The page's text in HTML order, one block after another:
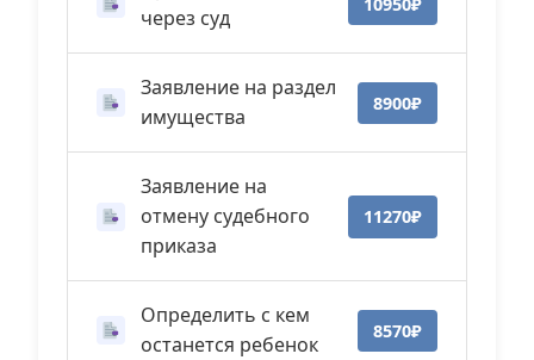
через суд
Заявление на раздел
имущества
8900₽
Заявление на
отмену судебного
приказа
11270₽
Определить с кем
останется ребенок
8570₽